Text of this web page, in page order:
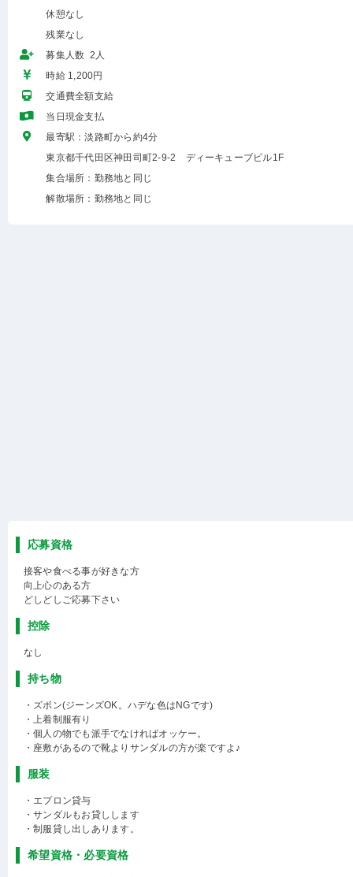
休憩なし
残業なし
募集人数 2人
時給 1,200円
交通費全額支給
当日現金支払
最寄駅：淡路町から約4分
東京都千代田区神田司町2-9-2 ディーキューブビル1F
集合場所：勤務地と同じ
解散場所：勤務地と同じ
応募資格
接客や食べる事が好きな方
向上心のある方
どしどしご応募下さい
控除
なし
持ち物
・ズボン(ジーンズOK。ハデな色はNGです)
・上着制服有り
・個人の物でも派手でなければオッケー。
・座敷があるので靴よりサンダルの方が楽ですよ♪
服装
・エプロン貸与
・サンダルもお貸しします
・制服貸し出しあります。
希望資格・必要資格